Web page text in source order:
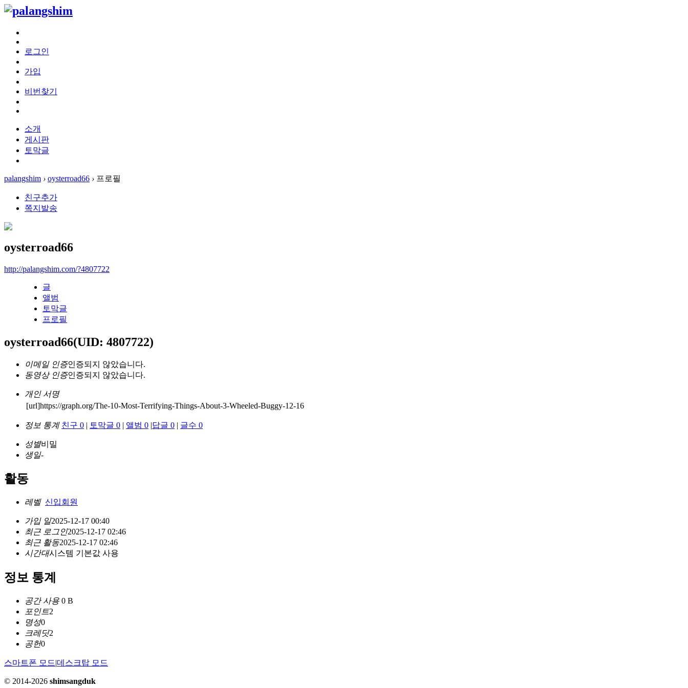
로그인
가입
비번찾기
소개
게시판
토막글
palangshim › oysterroad66 › 프로필
친구추가
쪽지발송
oysterroad66
http://palangshim.com/?4807722
글
앨범
토막글
프로필
oysterroad66(UID: 4807722)
이메일 인증인증되지 않았습니다.
동영상 인증인증되지 않았습니다.
개인 서명
[url]https://graph.org/The-10-Most-Terrifying-Things-About-3-Wheeled-Buggy-12-16
정보 통계 친구 0 | 토막글 0 | 앨범 0 |답글 0 | 글수 0
성별비밀
생일-
활동
레벨 신입회원
가입 일2025-12-17 00:40
최근 로그인2025-12-17 02:46
최근 활동2025-12-17 02:46
시간대시스템 기본값 사용
정보 통계
공간 사용 0 B
포인트2
명성0
크레딧2
공헌0
스마트폰 모드|데스크탑 모드
© 2014-2026 shimsangduk